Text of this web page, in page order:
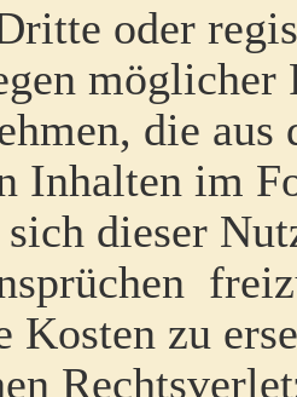
oder
möglicher
die
Inhalten im
dieser
Kosten zu